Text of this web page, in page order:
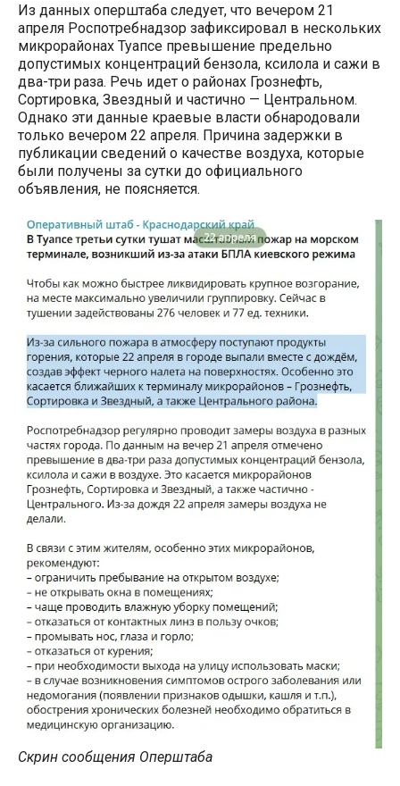
Из данных оперштаба следует, что вечером 21
апреля Роспотребнадзор зафиксировал в нескольких
микрорайонах Туапсе превышение предельно
допустимых концентраций бензола, ксилола и сажи в
два-три раза. Речь идет о районах Грознефть,
Сортировка, Звездный и частично — Центральном.
Однако эти данные краевые власти обнародовали
только вечером 22 апреля. Причина задержки в
публикации сведений о качестве воздуха, которые
были получены за сутки до официального
объявления, не поясняется.
Скрин сообщения Оперштаба